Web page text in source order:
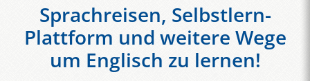
Sprachreisen, Selbstlern-
Plattform und weitere Wege
um Englisch zu lernen!